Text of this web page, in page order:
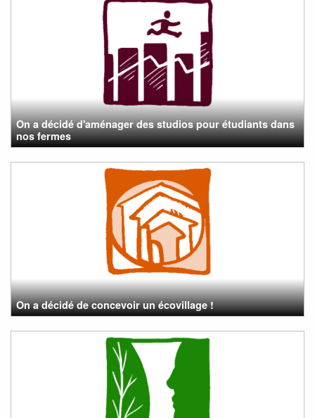
On a décidé d'aménager des studios pour étudiants dans
nos fermes
On a décidé de concevoir un écovillage !